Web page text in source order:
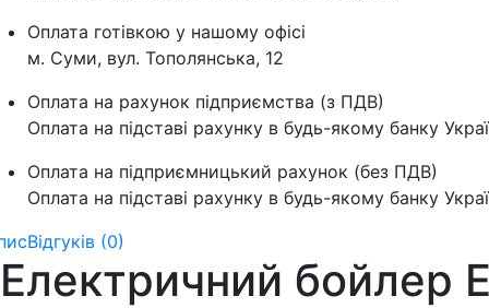
Оплата готівкою у нашому офісі
м. Суми, вул. Тополянська, 12
Оплата на рахунок підприємства (з ПДВ)
Оплата на підставі рахунку в будь-якому банку
Оплата на підприємницький рахунок (без ПДВ)
Оплата на підставі рахунку в будь-якому банку
Відгуків (0)
Електричний бойлер